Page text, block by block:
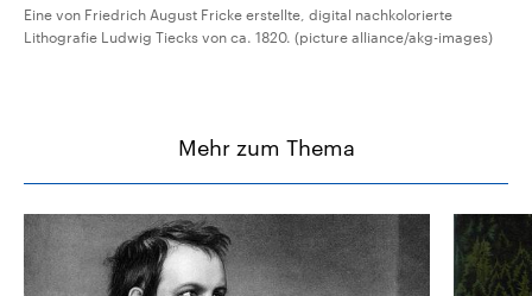
Eine von Friedrich August Fricke erstellte, digital nachkolorierte
Lithografie Ludwig Tiecks von ca. 1820. (picture alliance/akg-images)
Mehr zum Thema